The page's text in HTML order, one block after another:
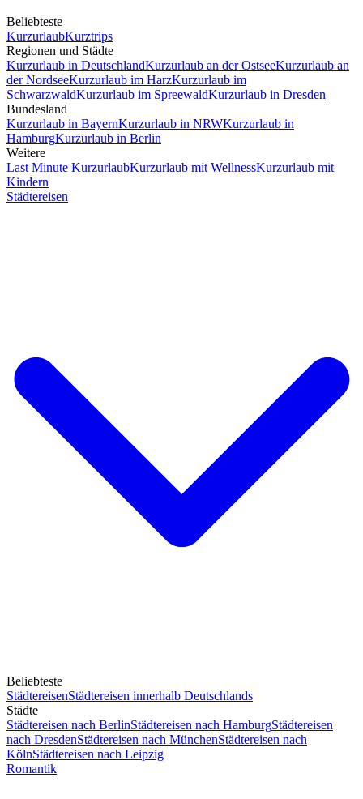
Beliebteste
KurzurlaubKurztrips
Regionen und Städte
Kurzurlaub in DeutschlandKurzurlaub an der OstseeKurzurlaub an
der NordseeKurzurlaub im HarzKurzurlaub im
SchwarzwaldKurzurlaub im SpreewaldKurzurlaub in Dresden
Bundesland
Kurzurlaub in BayernKurzurlaub in NRWKurzurlaub in
HamburgKurzurlaub in Berlin
Weitere
Last Minute KurzurlaubKurzurlaub mit WellnessKurzurlaub mit
Kindern
Städtereisen
Beliebteste
StädtereisenStädtereisen innerhalb Deutschlands
Städte
Städtereisen nach BerlinStädtereisen nach HamburgStädtereisen
nach DresdenStädtereisen nach MünchenStädtereisen nach
KölnStädtereisen nach Leipzig
Romantik